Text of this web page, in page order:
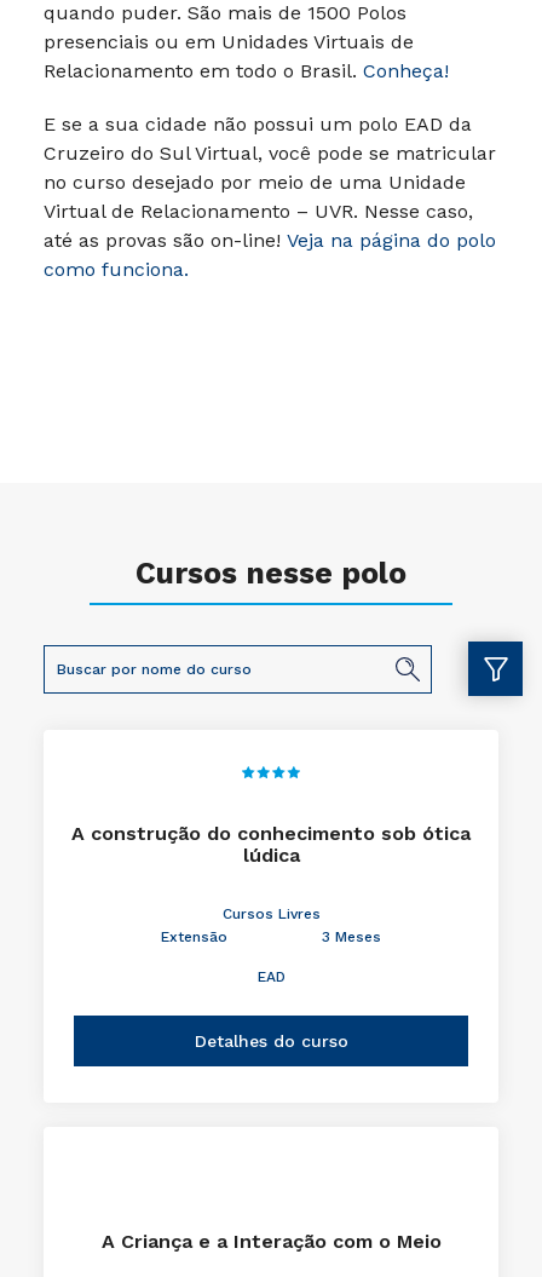
quando puder. São mais de 1500 Polos
presenciais ou em Unidades Virtuais de
Relacionamento em todo o Brasil. Conheça!
E se a sua cidade não possui um polo EAD da
Cruzeiro do Sul Virtual, você pode se matricular
no curso desejado por meio de uma Unidade
Virtual de Relacionamento – UVR. Nesse caso,
até as provas são on-line! Veja na página do polo
como funciona.
Cursos nesse polo
A construção do conhecimento sob ótica
lúdica
Cursos Livres
Extensão
3 Meses
EAD
Detalhes do curso
A Criança e a Interação com o Meio